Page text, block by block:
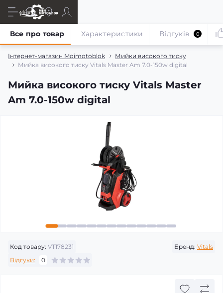
Інтернет-магазин Moimotoblok
Мийки високого тиску
Мийка високого тиску Vitals Master Am 7.0-150w digital
Мийка високого тиску Vitals Master
Am 7.0-150w digital
Все про товар Характеристики Відгуків 0
Код товару: VT178231 Бренд: Vitals
Відгуки:
0